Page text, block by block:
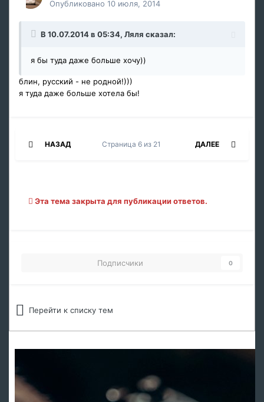
Опубликовано 10 июля, 2014
В 10.07.2014 в 05:34, Ляля сказал:
я бы туда даже больше хочу))
блин, русский - не родной!)))
я туда даже больше хотела бы!
НАЗАД ДАЛЕЕ
Страница 6 из 21
Эта тема закрыта для публикации ответов.
Подписчики 0
Перейти к списку тем